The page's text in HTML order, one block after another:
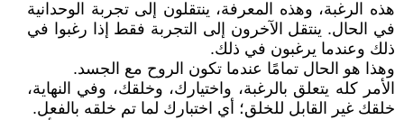
هذه الرغبة، وهذه المعرفة، ينتقلون إلى تجربة الوحدانية
في الحال. ينتقل الآخرون إلى التجربة فقط إذا رغبوا في
ذلك وعندما يرغبون في ذلك.
وهذا هو الحال تمامًا عندما تكون الروح مع الجسد.
الأمر كله يتعلق بالرغبة، واختيارك، وخلقك، وفي النهاية،
خلقك غير القابل للخلق؛ أي اختبارك لما تم خلقه بالفعل.